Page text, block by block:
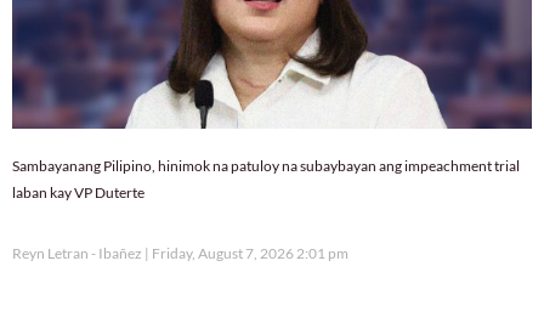
Sambayanang Pilipino, hinimok na patuloy na subaybayan ang impeachment trial
laban kay VP Duterte
Reyn Letran - Ibañez Friday, August 7, 2026 2:01 pm